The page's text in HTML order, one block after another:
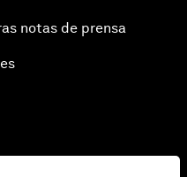
notas de prensa